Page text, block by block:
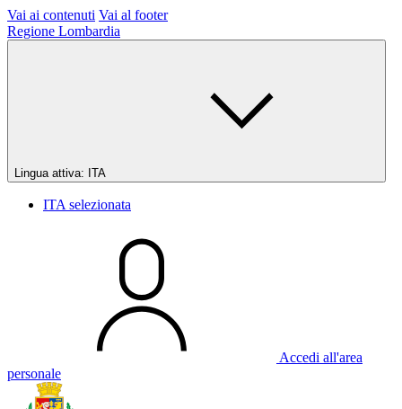
Vai ai contenuti Vai al footer
Regione Lombardia
Lingua attiva: ITA
ITA selezionata
Accedi all'area
personale